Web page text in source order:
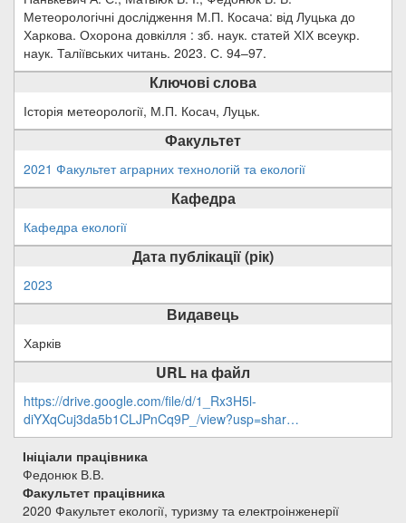
Метеорологічні дослідження М.П. Косача: від Луцька до
Харкова. Охорона довкілля : зб. наук. статей ХІХ всеукр.
наук. Таліївських читань. 2023. С. 94–97.
Ключові слова
Історія метеорології, М.П. Косач, Луцьк.
Факультет
2021 Факультет аграрних технологій та екології
Кафедра
Кафедра екології
Дата публікації (рік)
2023
Видавець
Харків
URL на файл
https://drive.google.com/file/d/1_Rx3H5l-
diYXqCuj3da5b1CLJPnCq9P_/view?usp=shar…
Ініціали працівника
Федонюк В.В.
Факультет працівника
2020 Факультет екології, туризму та електроінженерії